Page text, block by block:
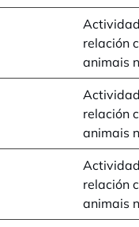
relación
animais
relación
animais
relación
animais